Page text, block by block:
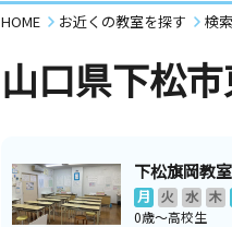
HOME お近くの教室を探す 検
山口県下松
下松旗岡教室
月 火 水 木
0歳～高校生